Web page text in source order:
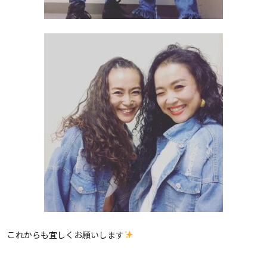
これからも宜しくお願いします